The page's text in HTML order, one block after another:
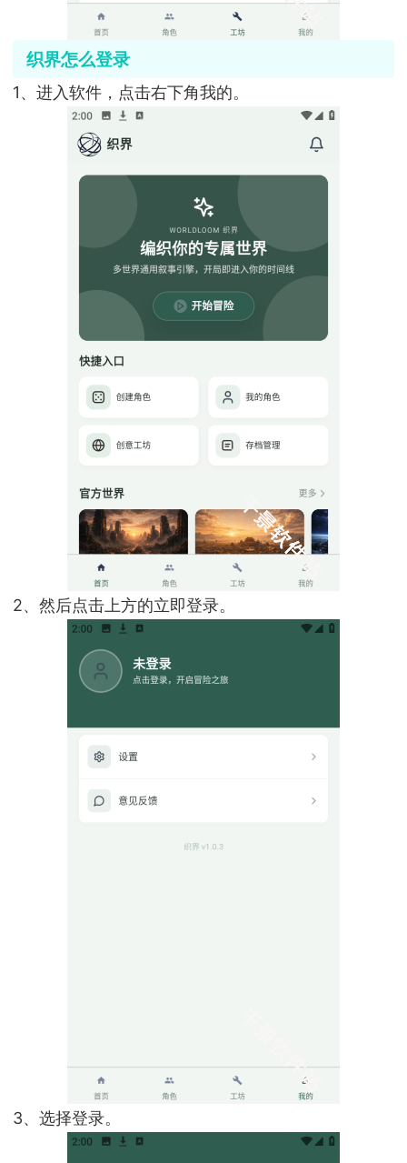
织界怎么登录
1、进入软件，点击右下角我的。
2、然后点击上方的立即登录。
3、选择登录。